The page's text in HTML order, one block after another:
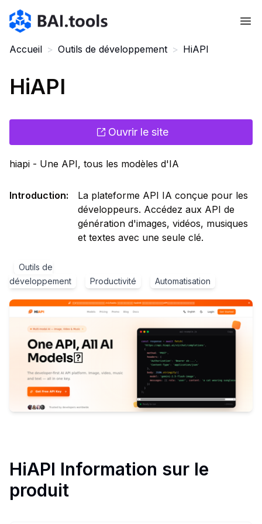
Bai.tools
Accueil > Outils de développement > HiAPI
HiAPI
Ouvrir le site
hiapi - Une API, tous les modèles d'IA
Introduction:
La plateforme API IA conçue pour les
développeurs. Accédez aux API de
génération d'images, vidéos, musiques
et textes avec une seule clé.
Outils de
développement
Productivité Automatisation
HiAPI Information sur le
produit